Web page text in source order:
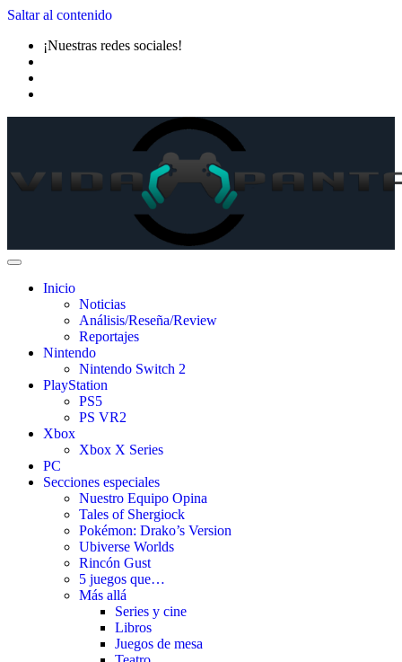
Saltar al contenido
¡Nuestras redes sociales!
Inicio
Noticias
Análisis/Reseña/Review
Reportajes
Nintendo
Nintendo Switch 2
PlayStation
PS5
PS VR2
Xbox
Xbox X Series
PC
Secciones especiales
Nuestro Equipo Opina
Tales of Shergiock
Pokémon: Drako’s Version
Ubiverse Worlds
Rincón Gust
5 juegos que…
Más allá
Series y cine
Libros
Juegos de mesa